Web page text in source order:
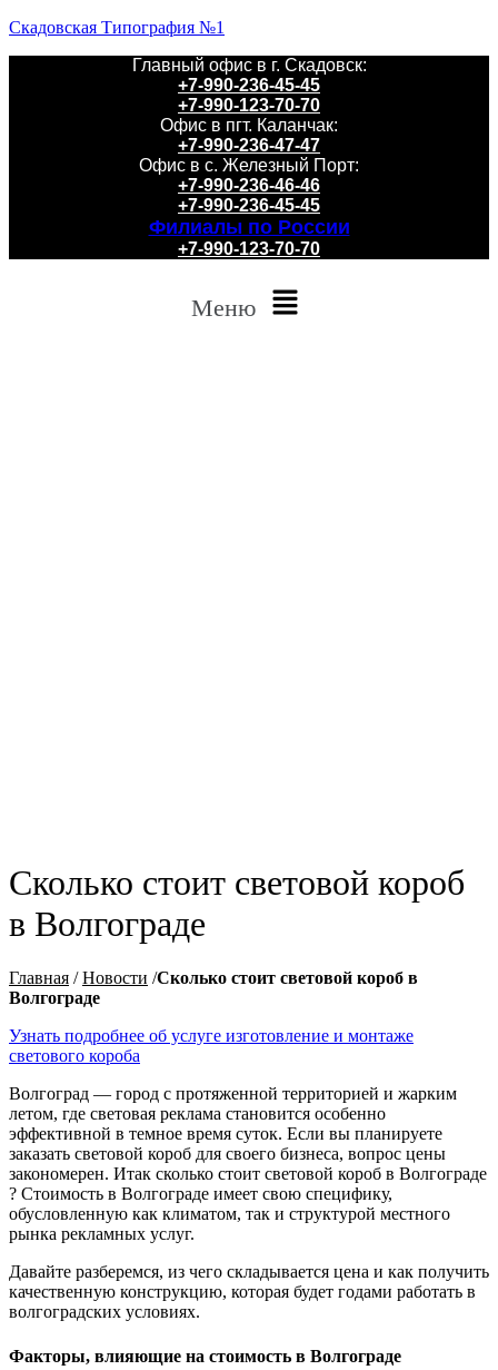
Скадовская Типография №1
Главный офис в г. Скадовск:
+7-990-236-45-45
+7-990-123-70-70
Офис в пгт. Каланчак:
+7-990-236-47-47
Офис в с. Железный Порт:
+7-990-236-46-46
+7-990-236-45-45
Филиалы по России
+7-990-123-70-70
Меню
Сколько стоит световой короб
в Волгограде
Главная /Новости /Сколько стоит световой короб в
Волгограде
Узнать подробнее об услуге изготовление и монтаже
светового короба
Волгоград — город с протяженной территорией и жарким
летом, где световая реклама становится особенно
эффективной в темное время суток. Если вы планируете
заказать световой короб для своего бизнеса, вопрос цены
закономерен. Итак сколько стоит световой короб в Волгограде
? Стоимость в Волгограде имеет свою специфику,
обусловленную как климатом, так и структурой местного
рынка рекламных услуг.
Давайте разберемся, из чего складывается цена и как получить
качественную конструкцию, которая будет годами работать в
волгоградских условиях.
Факторы, влияющие на стоимость в Волгограде